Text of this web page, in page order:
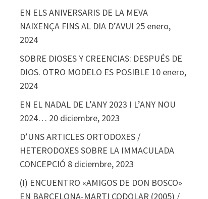
EN ELS ANIVERSARIS DE LA MEVA
NAIXENÇA FINS AL DIA D’AVUI 25 enero,
2024
SOBRE DIOSES Y CREENCIAS: DESPUÉS DE
DIOS. OTRO MODELO ES POSIBLE 10 enero,
2024
EN EL NADAL DE L’ANY 2023 I L’ANY NOU
2024… 20 diciembre, 2023
D’UNS ARTICLES ORTODOXES /
HETERODOXES SOBRE LA IMMACULADA
CONCEPCIÓ 8 diciembre, 2023
(I) ENCUENTRO «AMIGOS DE DON BOSCO»
EN BARCELONA-MARTI CODOLAR (2005) /